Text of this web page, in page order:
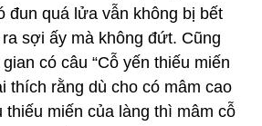
đun quá lửa vẫn không bị bết
sợi ấy mà không đứt. Cũng
có câu “Cỗ yến thiếu miến
thích rằng dù cho có mâm cao
thiếu miến của làng thì mâm cỗ